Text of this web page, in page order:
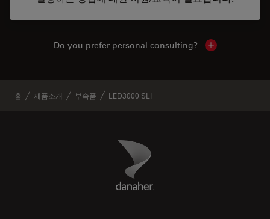
Do you prefer personal consulting? Show local
홈 제품소개 부속품 LED3000 SLI
Danaher Logo